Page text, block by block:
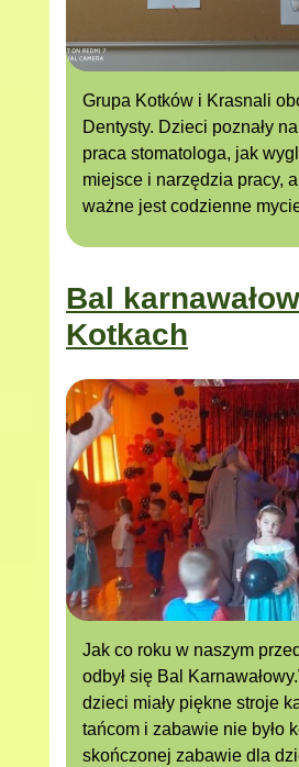
Grupa Kotków i Krasnali
Dentysty. Dzieci poznały
praca stomatologa, jak
miejsce i narzędzia pracy,
ważne jest codzienne
Bal
Kotkach
Jak co roku w naszym
odbył się Bal
dzieci miały piękne stroje
tańcom i zabawie nie było
skończonej zabawie dla